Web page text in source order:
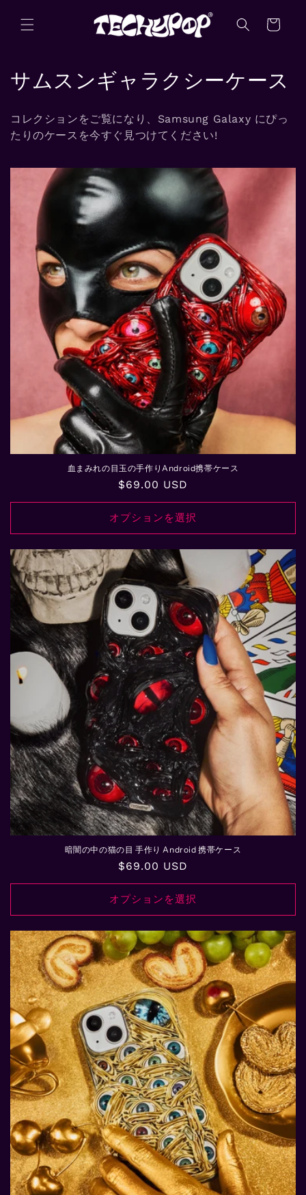
進む
ー
コ
ク
ョ
サムスンギャラクシーケース
コレクションをご覧になり、Samsung Galaxy にぴっ
たりのケースを今すぐ見つけてください!
血まみれの目玉の手作りAndroid携帯ケース
通
常
価
格
$69.00 USD
オプションを選択
暗闇の中の猫の目 手作り Android 携帯ケース
通
常
価
格
$69.00 USD
オプションを選択